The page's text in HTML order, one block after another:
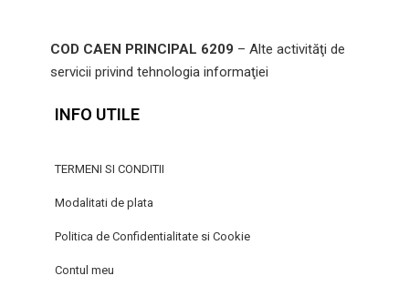
COD CAEN PRINCIPAL 6209 – Alte activităţi de
servicii privind tehnologia informaţiei
INFO UTILE
TERMENI SI CONDITII
Modalitati de plata
Politica de Confidentialitate si Cookie
Contul meu